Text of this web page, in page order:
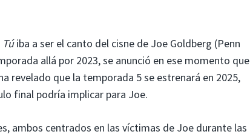
Túiba a ser el canto del cisne de Joe Goldberg (Penn
allá por 2023, se anunció en ese momento que
revelado que la temporada 5 se estrenará en 2025,
final podría implicar para Joe.
ambos centrados en las víctimas de Joe durante las